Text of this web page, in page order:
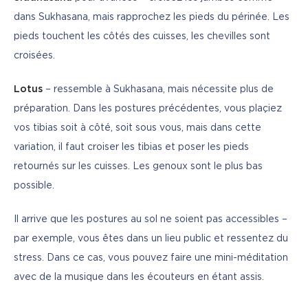
dans Sukhasana, mais rapprochez les pieds du périnée. Les
pieds touchent les côtés des cuisses, les chevilles sont
croisées.
Lotus – ressemble à Sukhasana, mais nécessite plus de
préparation. Dans les postures précédentes, vous plaçiez
vos tibias soit à côté, soit sous vous, mais dans cette
variation, il faut croiser les tibias et poser les pieds
retournés sur les cuisses. Les genoux sont le plus bas
possible.
Il arrive que les postures au sol ne soient pas accessibles –
par exemple, vous êtes dans un lieu public et ressentez du
stress. Dans ce cas, vous pouvez faire une mini-méditation
avec de la musique dans les écouteurs en étant assis.